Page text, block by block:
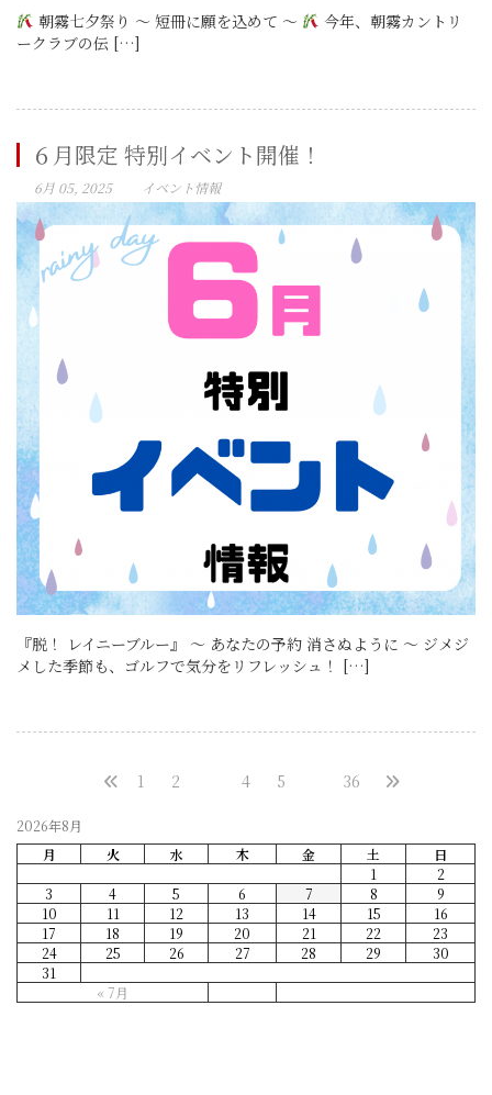
朝霧七夕祭り ～ 短冊に願を込めて ～
今年、朝霧カントリ
ークラブの伝 […]
６月限定 特別イベント開催！
6月 05, 2025 イベント情報
『脱！ レイニーブルー』 ～ あなたの予約 消さぬように ～ ジメジ
メした季節も、ゴルフで気分をリフレッシュ！ […]
1 2 4 5 36
2026年8月
月
火 水 木 金 土 日
« 7月
1
2
3
4 5 6 7 8
9
10
11 12 13 14 15
16
17
18 19 20 21 22
23
24
25 26 27 28 29
30
31